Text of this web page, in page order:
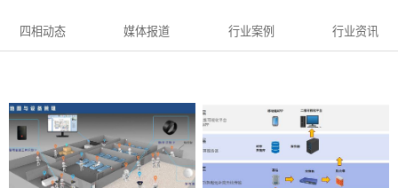
四相动态 媒体报道 行业案例 行业资讯